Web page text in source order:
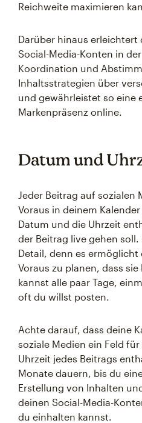
Reichweite maximieren
Darüber hinaus erleichtert
Social-Media-Konten in
Koordination und
Inhaltsstrategien über
und gewährleistet so eine
Markenpräsenz online.
Datum und
Jeder Beitrag auf sozialen
Voraus in deinem
Datum und die Uhrzeit
der Beitrag live gehen
Detail, denn es ermöglicht
Voraus zu planen, dass
kannst alle paar Tage,
oft du willst posten.
Achte darauf, dass deine
soziale Medien ein Feld
Uhrzeit jedes Beitrags
Monate dauern, bis du
Erstellung von Inhalten
deinen Social-Media-
du einhalten kannst.